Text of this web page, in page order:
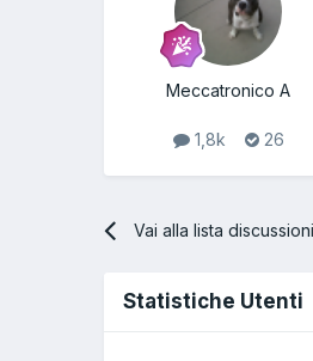
Meccatronico A
1,8k 26
Vai alla lista discussioni
Statistiche Utenti